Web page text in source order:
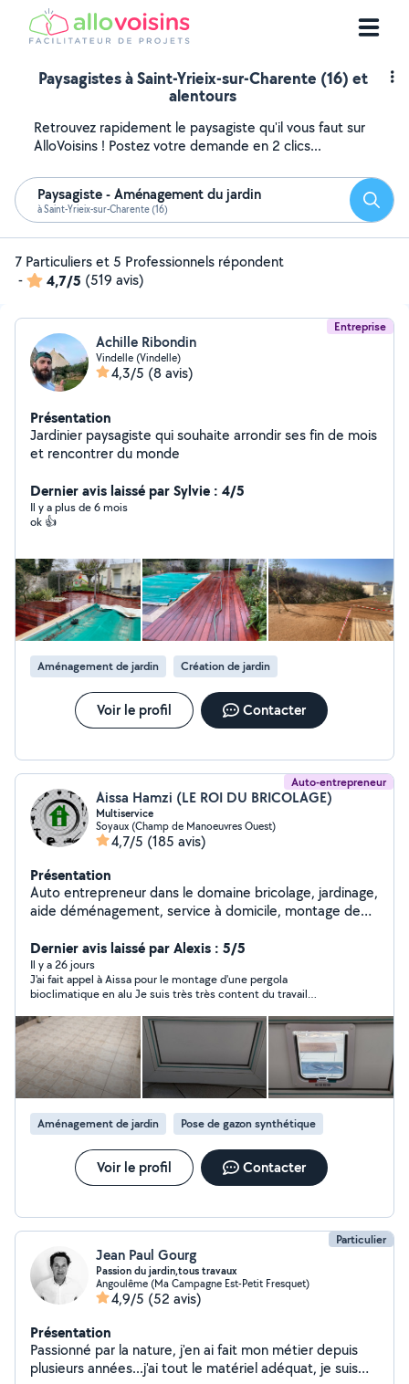
Paysagistes à Saint-Yrieix-sur-Charente (16) et
alentours
Retrouvez rapidement le paysagiste qu'il vous faut sur
AlloVoisins ! Postez votre demande en 2 clics...
Paysagiste - Aménagement du jardin
à Saint-Yrieix-sur-Charente (16)
7 Particuliers et 5 Professionnels répondent
-
4,7/5 (519 avis)
Entreprise
Achille Ribondin
Vindelle (Vindelle)
4,3/5 (8 avis)
Présentation
Jardinier paysagiste qui souhaite arrondir ses fin de mois
et rencontrer du monde
Dernier avis laissé par Sylvie : 4/5
Il y a plus de 6 mois
ok 👍
Aménagement de jardin Création de jardin
Voir le profil Contacter
Auto-entrepreneur
Aissa Hamzi (LE ROI DU BRICOLAGE)
Multiservice
Soyaux (Champ de Manoeuvres Ouest)
4,7/5 (185 avis)
Présentation
Auto entrepreneur dans le domaine bricolage, jardinage,
aide déménagement, service à domicile, montage de
travaux de maçonnerie, terrassement, peinture)
Dernier avis laissé par Alexis : 5/5
Il y a 26 jours
J'ai fait appel à Aissa pour le montage d'une pergola
bioclimatique en alu Je suis très très content du travail
professionalisme Ponctuel, assidu , réactif dans nos échanges
et sa disponibilité Il a su la monter tout seul , en peu de temps ,
malgré des conditions pas évidentes ( canicule ) Il sait tout
faire ! Merci encore Aissa , je ne manquerai pas de refaire appel
à vos services lors de mes prochains projets Je recommande
vivement
Aménagement de jardin
Pose de gazon synthétique
Voir le profil Contacter
Particulier
Jean Paul Gourg
Passion du jardin,tous travaux
Angoulême (Ma Campagne Est-Petit Fresquet)
4,9/5 (52 avis)
Présentation
Passionné par la nature, j'en ai fait mon métier depuis
plusieurs années...j'ai tout le matériel adéquat, je suis